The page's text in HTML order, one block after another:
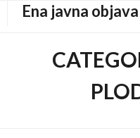
Ena javna